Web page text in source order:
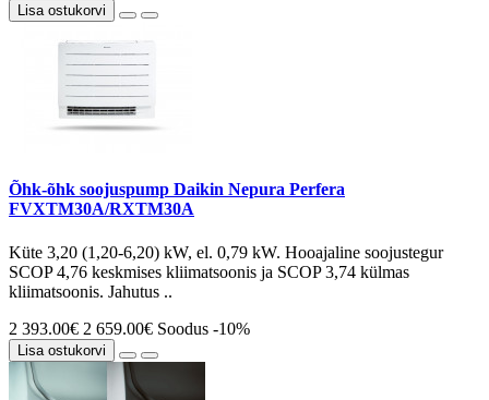
Lisa ostukorvi
Õhk-õhk soojuspump Daikin Nepura Perfera
FVXTM30A/RXTM30A
Küte 3,20 (1,20-6,20) kW, el. 0,79 kW. Hooajaline soojustegur
SCOP 4,76 keskmises kliimatsoonis ja SCOP 3,74 külmas
kliimatsoonis. Jahutus ..
2 393.00€ 2 659.00€ Soodus -10%
Lisa ostukorvi